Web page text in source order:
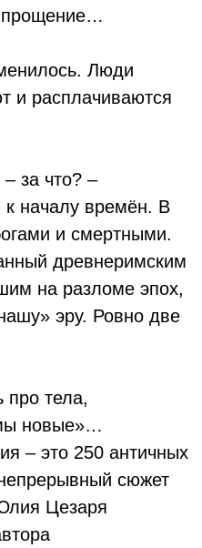
прощение…
Люди
и расплачиваются
за что? –
к началу времён. В
и смертными.
древнеримским
на разломе эпох,
эру. Ровно две
про тела,
новые»…
– это 250 античных
сюжет
Цезаря